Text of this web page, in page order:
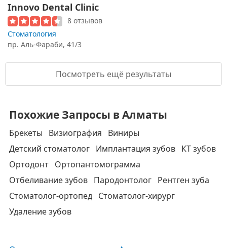
Innovo Dental Clinic
8 отзывов
Стоматология
пр. Аль-Фараби, 41/3
Посмотреть ещё результаты
Похожие Запросы в Алматы
Брекеты Визиография
Виниры
Детский стоматолог Имплантация зубов КТ зубов
Ортодонт Ортопантомограмма
Отбеливание зубов Пародонтолог Рентген зуба
Стоматолог-ортопед Стоматолог-хирург
Удаление зубов